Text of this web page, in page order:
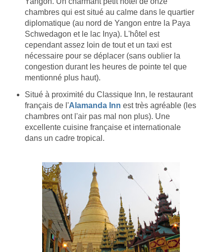
chambres qui est situé au calme dans le quartier
diplomatique (au nord de Yangon entre la Paya
Schwedagon et le lac Inya). L'hôtel est
cependant assez loin de tout et un taxi est
nécessaire pour se déplacer (sans oublier la
congestion durant les heures de pointe tel que
mentionné plus haut).
Situé à proximité du Classique Inn, le restaurant
français de l'Alamanda Inn est très agréable (les
chambres ont l'air pas mal non plus). Une
excellente cuisine française et internationale
dans un cadre tropical.